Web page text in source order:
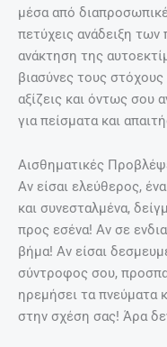
μέσα από
πετύχεις ανάδειξη
ανάκτηση της
βιασύνες τους
αξίζεις και όντως σου
για πείσματα και
Αισθηματικές
Αν είσαι ελεύθερος,
και συνεσταλμένα,
προς εσένα! Αν σε
βήμα! Αν είσαι
σύντροφος σου,
ηρεμήσει τα πνεύματα
στην σχέση σας! Άρα